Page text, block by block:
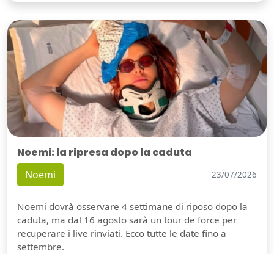
Noemi: la ripresa dopo la caduta
Noemi 23/07/2026
Noemi dovrà osservare 4 settimane di riposo dopo la
caduta, ma dal 16 agosto sarà un tour de force per
recuperare i live rinviati. Ecco tutte le date fino a
settembre.